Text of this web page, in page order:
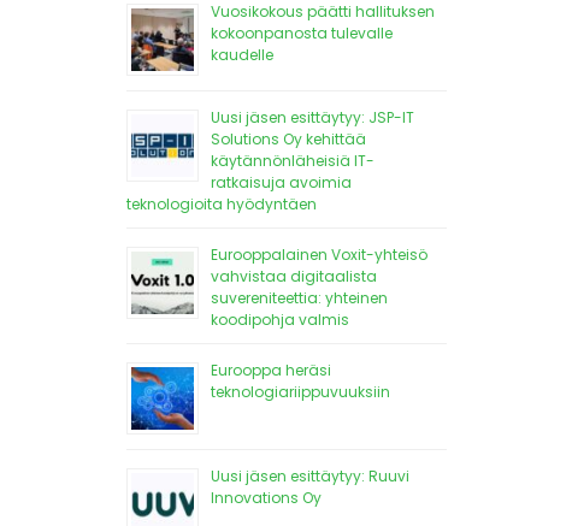
Vuosikokous päätti hallituksen
kokoonpanosta tulevalle
kaudelle
Uusi jäsen esittäytyy: JSP-IT
Solutions Oy kehittää
käytännönläheisiä IT-
ratkaisuja avoimia
teknologioita hyödyntäen
Eurooppalainen Voxit-yhteisö
vahvistaa digitaalista
suvereniteettia: yhteinen
koodipohja valmis
Eurooppa heräsi
teknologiariippuvuuksiin
Uusi jäsen esittäytyy: Ruuvi
Innovations Oy